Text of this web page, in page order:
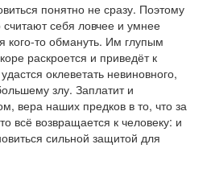
понятно не сразу. Поэтому
себя ловчее и умнее
кого-то обмануть. Им глупым
раскроется и приведёт к
оклеветать невиновного,
злу. Заплатит и
вера наших предков в то, что за
всё возвращается к человеку: и
сильной защитой для